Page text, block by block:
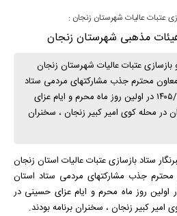
عتبات عالیات شهرستان زنجان :
مذهبی شهرستان زنجان
عتبات عالیات شهرستان زنجان
معاون محترم جذب مشارکتهای مردمی ستاد
استان صبح روز سه شنبه ۱۴۰۵/۰۳/۲۶ در اولین روز ماه محرم و ایام عزای
محله کوی امیر کبیر زنجان ، سخنران
ستاد بازسازی عتبات عالیات استان زنجان
جذب مشارکتهای مردمی ستاد استان
سه شنبه ۱۴۰۵/۰۳/۲۶ در اولین روز ماه محرم و ایام عزای حسینی در
کبیر زنجان ، سخنران برنامه بودند.